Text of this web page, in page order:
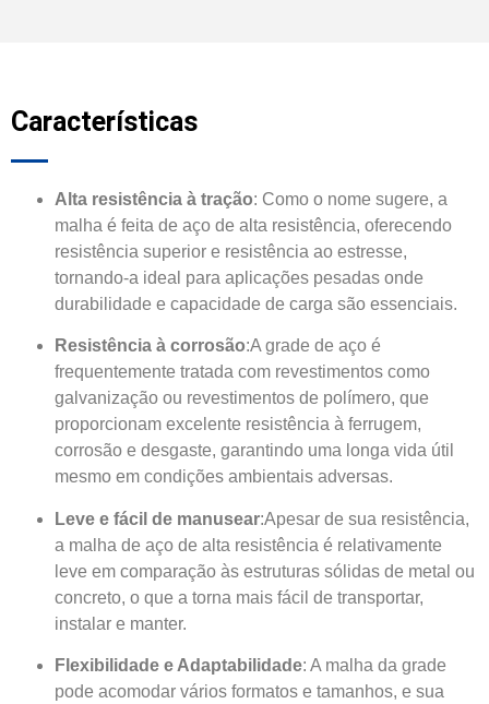
Características
Alta resistência à tração: Como o nome sugere, a
malha é feita de aço de alta resistência, oferecendo
resistência superior e resistência ao estresse,
tornando-a ideal para aplicações pesadas onde
durabilidade e capacidade de carga são essenciais.
Resistência à corrosão:A grade de aço é
frequentemente tratada com revestimentos como
galvanização ou revestimentos de polímero, que
proporcionam excelente resistência à ferrugem,
corrosão e desgaste, garantindo uma longa vida útil
mesmo em condições ambientais adversas.
Leve e fácil de manusear:Apesar de sua resistência,
a malha de aço de alta resistência é relativamente
leve em comparação às estruturas sólidas de metal ou
concreto, o que a torna mais fácil de transportar,
instalar e manter.
Flexibilidade e Adaptabilidade: A malha da grade
pode acomodar vários formatos e tamanhos, e sua